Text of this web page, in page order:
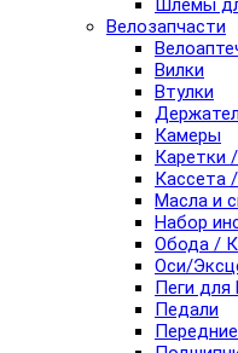
Шлемы
Велозапчасти
Вилки
Втулки
Камеры
Каретки
Кассета
Масла и
Набор
Обода /
Оси/
Пеги для
Педали